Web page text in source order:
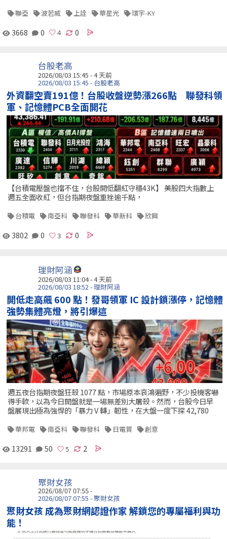
聯亞 波若威 上詮 華星光 環宇-KY
3668 0 0
台股老高
2026/08/03 15:45 - 4 天前
2026/08/03 15:45 - 台股老高
外資翻空賣191億！台股收盤逆勢漲266點 聯發科領
軍、記憶體PCB全面開花
【台積電壓盤也擋不住，台股開低翻紅守穩43K】 美股四大指數上
週五全面收紅，但台指期夜盤重挫逾千點，
台積電 南亞科 聯發科 華新科 欣興
3802 0 0
理財阿涵
2026/08/03 11:04 - 4 天前
2026/08/03 18:52 - 理財阿涵
開低走高飆 600 點！發哥領軍 IC 設計鎖漲停，記憶體
強勢集體亮燈，將引爆這
週五夜台指期夜盤狂殺 1077 點，市場原本哀鴻遍野，不少投機客嚇
得手軟，以為今日開盤就是一場無差別大屠殺。然而，台股今日早
盤展現出極為強悍的「暴力 V 轉」韌性，在大盤一度下探 42,780
華邦電 南亞科 聯發科 日電貿 創意
13291 50 2
聚財女孩
2026/08/07 07:55 -
2026/08/07 07:55 - 聚財女孩
聚財女孩 成為聚財網認證作家 解鎖您的專屬福利與功
能！